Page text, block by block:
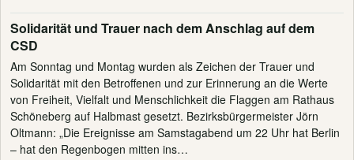
Solidarität und Trauer nach dem Anschlag auf dem
CSD
Am Sonntag und Montag wurden als Zeichen der Trauer und
Solidarität mit den Betroffenen und zur Erinnerung an die Werte
von Freiheit, Vielfalt und Menschlichkeit die Flaggen am Rathaus
Schöneberg auf Halbmast gesetzt. Bezirksbürgermeister Jörn
Oltmann: „Die Ereignisse am Samstagabend um 22 Uhr hat Berlin
– hat den Regenbogen mitten ins…